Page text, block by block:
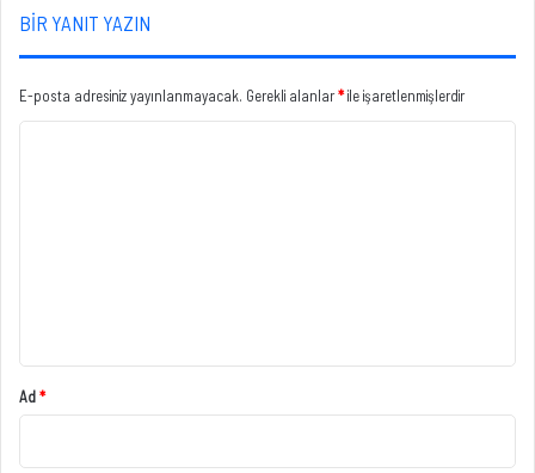
BIR YANIT YAZIN
E-posta adresiniz yayınlanmayacak. Gerekli alanlar*ile işaretlenmişlerdir
Ad*